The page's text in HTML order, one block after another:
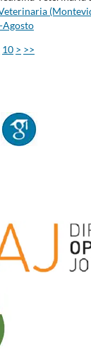
Agosto
10 > >>